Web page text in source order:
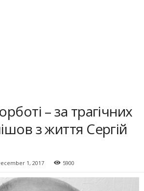
– за трагічних
з життя Сергій
1, 2017 5900